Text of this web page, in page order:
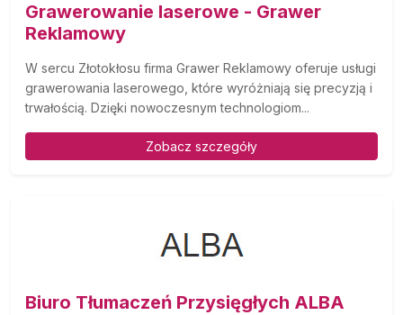
Grawerowanie laserowe - Grawer
Reklamowy
W sercu Złotokłosu firma Grawer Reklamowy oferuje usługi
grawerowania laserowego, które wyróżniają się precyzją i
trwałością. Dzięki nowoczesnym technologiom...
Zobacz szczegóły
Biuro Tłumaczeń Przysięgłych ALBA